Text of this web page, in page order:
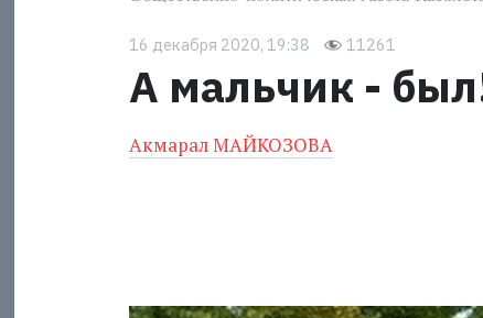
16 декабря 2020, 19:38 11261
А мальчик -
Акмарал МАЙКОЗОВА